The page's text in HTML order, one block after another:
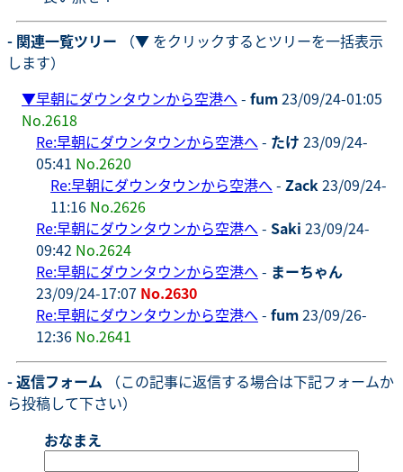
- 関連一覧ツリー （▼ をクリックするとツリーを一括表示
します）
▼早朝にダウンタウンから空港へ - fum23/09/24-01:05
No.2618
Re:早朝にダウンタウンから空港へ - たけ 23/09/24-
05:41 No.2620
Re:早朝にダウンタウンから空港へ - Zack23/09/24-
11:16 No.2626
Re:早朝にダウンタウンから空港へ - Saki 23/09/24-
09:42 No.2624
Re:早朝にダウンタウンから空港へ - まーちゃん
23/09/24-17:07 No.2630
Re:早朝にダウンタウンから空港へ - fum23/09/26-
12:36 No.2641
- 返信フォーム （この記事に返信する場合は下記フォームか
ら投稿して下さい）
おなまえ